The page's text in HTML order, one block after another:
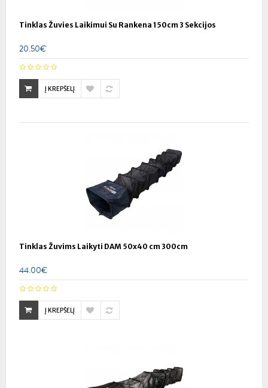
Tinklas Žuvies Laikimui Su Rankena 150cm 3 Sekcijos
20.50€
Į KREPŠELĮ
Tinklas Žuvims Laikyti DAM 50x40 cm 300cm
44.00€
Į KREPŠELĮ